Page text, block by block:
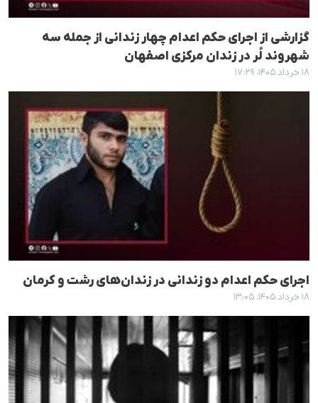
گزارشی از اجرای حکم اعدام چهار زندانی از جمله سە
شهروند لُر در زندان مرکزی اصفهان
۱۸ خرداد ۱۴۰۵، ۱۷:۲۹
اجرای حکم اعدام دو زندانی در زندان‌های رشت و کرمان
۱۸ خرداد ۱۴۰۵، ۱۳:۰۵